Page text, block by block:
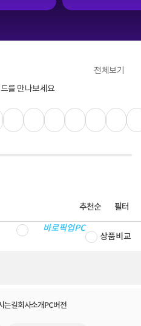
를 만나보세요
전체보기
추천순 필터
바로픽업PC
상품비교
는길회사소개PC버전